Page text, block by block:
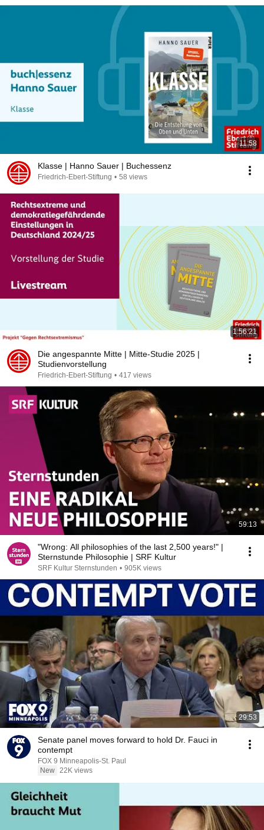
11:58
Klasse | Hanno Sauer | Buchessenz
Friedrich-Ebert-Stiftung • 58 views
1:56:21
Die angespannte Mitte | Mitte-Studie 2025 |
Studienvorstellung
Friedrich-Ebert-Stiftung • 417 views
59:13
"Wrong: All philosophies of the last 2,500 years!" |
Sternstunde Philosophie | SRF Kultur
SRF Kultur Sternstunden • 905K views
29:53
Senate panel moves forward to hold Dr. Fauci in
contempt
FOX 9 Minneapolis-St. Paul
New 22K views